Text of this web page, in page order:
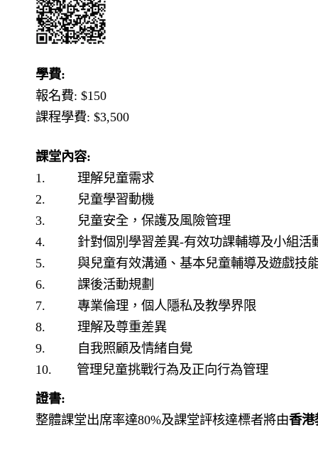
學費:
報名費: $150
課程學費: $3,500
課堂內容:
1. 理解兒童需求
2.
兒童學習動機
3.
兒童安全，保護及風險管理
4. 針對個別學習差異-有效功課輔導及小組活
5. 與兒童有效溝通、基本兒童輔導及遊戲技
6. 課後活動規劃
7. 專業倫理，個人隱私及教學界限
8. 理解及尊重差異
9.
自我照顧及情緒自覺
10. 管理兒童挑戰行為及正向行為管理
證書:
整體課堂出席率達80%及課堂評核達標者將由香港